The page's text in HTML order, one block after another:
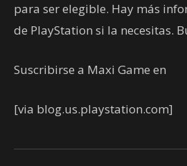
para ser elegible. Hay más
de PlayStation si la necesitas.
Suscribirse a Maxi Game en
[via blog.us.playstation.com]